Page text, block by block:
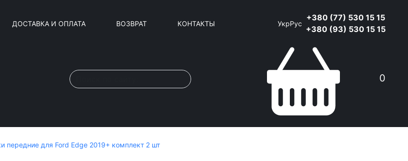
ДОСТАВКА И ОПЛАТА ВОЗВРАТ КОНТАКТЫ УкрРус
+380 (77) 530 15 15
+380 (93) 530 15 15
0
передние для Ford Edge 2019+ комплект 2 шт